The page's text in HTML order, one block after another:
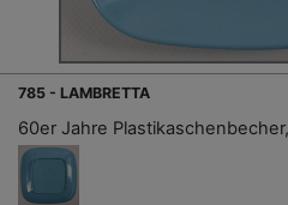
785 - LAMBRETTA
60er Jahre